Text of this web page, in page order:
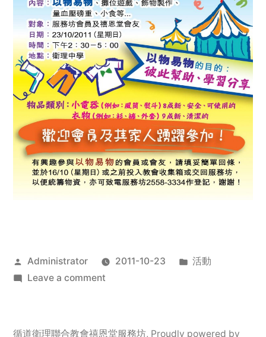
Posted
by
Administrator 2011-10-23
Posted
活動
Leave a commenton
服
循道衛理聯合教會禧恩堂服務坊, Proudly powered by